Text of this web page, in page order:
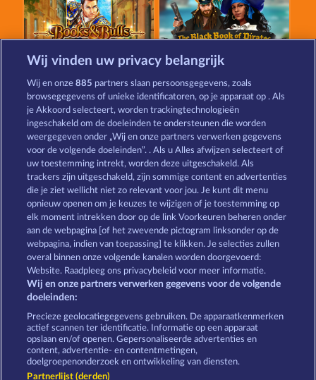
Books and Bulls The black Book of Pirates
Magic Book 6 Balthazar
Algemene voorwaarden Privacyverklaring
Colofon Bedrijf FAQ
Partnerprogramma Facebook
Terugbetalingsverzoek indienen
Wij vinden uw privacy belangrijk
Wij en onze885 partners slaan persoonsgegevens, zoals
browsegegevens of unieke identificatoren, op je apparaat op . Als
je Akkoord selecteert, worden trackingtechnologieën
ingeschakeld om de doeleinden te ondersteunen die worden
weergegeven onder „Wij en onze partners verwerken gegevens
voor de volgende doeleinden”. . Als u Alles afwijzen selecteert of
uw toestemming intrekt, worden deze uitgeschakeld. Als
trackers zijn uitgeschakeld, zijn sommige content en advertenties
die je ziet wellicht niet zo relevant voor jou. Je kunt dit menu
opnieuw openen om je keuzes te wijzigen of je toestemming op
elk moment intrekken door op de link Voorkeuren beheren onder
aan de webpagina [of het zwevende pictogram linksonder op de
webpagina, indien van toepassing] te klikken. Je selecties zullen
overal binnen onze volgende kanalen worden doorgevoerd:
Website. Raadpleeg ons privacybeleid voor meer informatie.
Wij en onze partners verwerken gegevens voor de volgende
doeleinden:
Precieze geolocatiegegevens gebruiken. De apparaatkenmerken
actief scannen ter identificatie. Informatie op een apparaat
opslaan en/of openen. Gepersonaliseerde advertenties en
content, advertentie- en contentmetingen,
doelgroepenonderzoek en ontwikkeling van diensten.
Partnerlijst (derden)